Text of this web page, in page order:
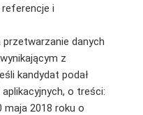
i
danych
z
kandydat podał
o treści:
maja 2018 roku o